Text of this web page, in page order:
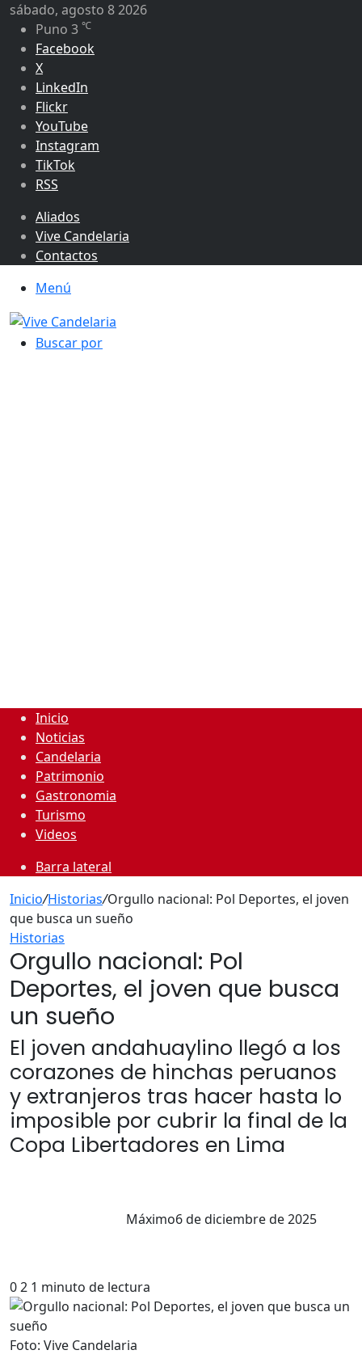
sábado, agosto 8 2026
Puno 3 ℃
Facebook
X
LinkedIn
Flickr
YouTube
Instagram
TikTok
RSS
Aliados
Vive Candelaria
Contactos
Menú
Buscar por
Inicio
Noticias
Candelaria
Patrimonio
Gastronomia
Turismo
Videos
Barra lateral
Inicio/Historias/Orgullo nacional: Pol Deportes, el joven
que busca un sueño
Historias
Orgullo nacional: Pol
Deportes, el joven que busca
un sueño
El joven andahuaylino llegó a los
corazones de hinchas peruanos
y extranjeros tras hacer hasta lo
imposible por cubrir la final de la
Copa Libertadores en Lima
Máximo6 de diciembre de 2025
02 1 minuto de lectura
Foto: Vive Candelaria